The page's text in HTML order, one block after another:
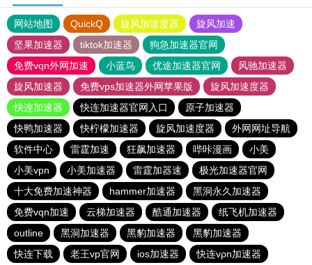
网站地图 QuickQ 旋风加速度器
旋风加速
坚果加速器
tiktok加速器
狗急加速器官网
免费vqn外网加速
小蓝鸟 优途加速器官网
风驰加速器
旋风加速器
免费vps加速器外网苹果版
旋风加速度器
快连加速器
快连加速器官网入口
原子加速器
快鸭加速器
快柠檬加速器 旋风加速度器
外网网址导航
软件中心
雷霆加速 狂飙加速器 哔咔漫画
小美
小美vpn
小美加速器 雷霆加器速
极光加速器官网
十大免费加速神器
hammer加速器
黑洞永久加速器
免费vqn加速
云梯加速器 酷通加速器
纸飞机加速器
outline
黑洞加速器 黑豹加速器
黑豹加速器
快连下载
老王vp官网 ios加速器 快连vρn加速器